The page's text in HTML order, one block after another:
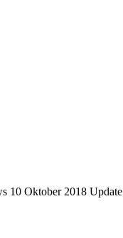
10 Oktober 2018 Update